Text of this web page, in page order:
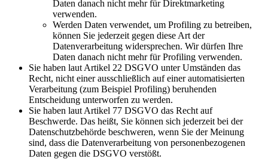
Daten danach nicht mehr für Direktmarketing
verwenden.
Werden Daten verwendet, um Profiling zu betreiben,
können Sie jederzeit gegen diese Art der
Datenverarbeitung widersprechen. Wir dürfen Ihre
Daten danach nicht mehr für Profiling verwenden.
Sie haben laut Artikel 22 DSGVO unter Umständen das
Recht, nicht einer ausschließlich auf einer automatisierten
Verarbeitung (zum Beispiel Profiling) beruhenden
Entscheidung unterworfen zu werden.
Sie haben laut Artikel 77 DSGVO das Recht auf
Beschwerde. Das heißt, Sie können sich jederzeit bei der
Datenschutzbehörde beschweren, wenn Sie der Meinung
sind, dass die Datenverarbeitung von personenbezogenen
Daten gegen die DSGVO verstößt.